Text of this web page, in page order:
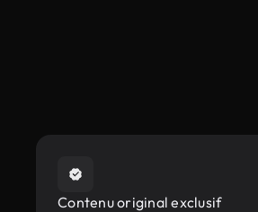
Contenu original exclusif